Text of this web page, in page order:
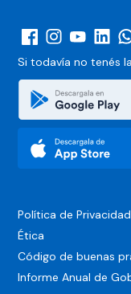
Si todavía no tenés
Política de Privacidad
Ética
Código de buenas
Informe Anual de